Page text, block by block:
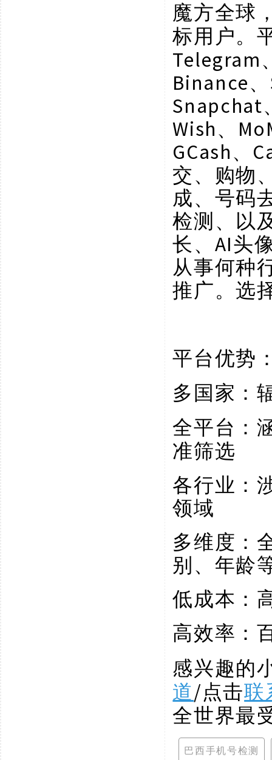
魔方全球
标用户。
Telegram
Binance
Snapchat
Wish、
GCash、
交、购物
成、号码
检测、以
长、AI头
从事何种
推广。选
平台优势
多国家：
全平台：
准筛选
各行业：
领域
多维度：
别、年龄
低成本：
高效率：
感兴趣的
道/点击联
全世界最
巴西手机号检测